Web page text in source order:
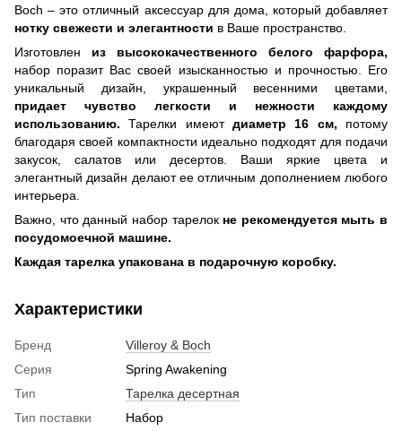
Boch – это отличный аксессуар для дома, который добавляет
нотку свежести и элегантности в Ваше пространство.
Изготовлен из высококачественного белого фарфора,
набор поразит Вас своей изысканностью и прочностью. Его
уникальный дизайн, украшенный весенними цветами,
придает чувство легкости и нежности каждому
использованию. Тарелки имеют диаметр 16 см, потому
благодаря своей компактности идеально подходят для подачи
закусок, салатов или десертов. Ваши яркие цвета и
элегантный дизайн делают ее отличным дополнением любого
интерьера.
Важно, что данный набор тарелок не рекомендуется мыть в
посудомоечной машине.
Каждая тарелка упакована в подарочную коробку.
Характеристики
Бренд
Villeroy & Boch
Серия
Spring Awakening
Тип
Тарелка десертная
Тип поставки
Набор